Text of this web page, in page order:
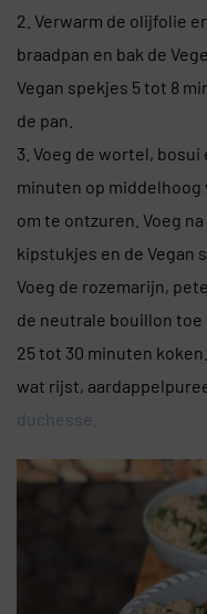
2. Verwarm de olijfolie
braadpan en bak de
Vegan spekjes 5 tot 8
de pan.
3. Voeg de wortel, bosui
minuten op middelhoog
om te ontzuren. Voeg
kipstukjes en de Vegan
Voeg de rozemarijn,
de neutrale bouillon toe
25 tot 30 minuten
wat rijst,
duchesse.